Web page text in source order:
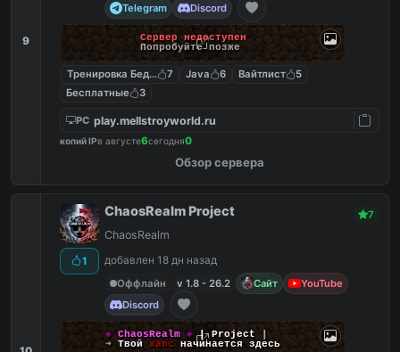
9
Telegram
Discord
Сервер недоступен
Попробуйте позже
Тренировка Бед Варс
7 Java 6 Вайтлист
5
Бесплатные
3
PC play.mellstroyworld.ru
копий IPв августе6сегодня0
Обзор сервера
1
ChaosRealm Project 7
ChaosRealm
добавлен 18 дн назад
Оффлайн
v 1.8 - 26.2 Сайт
YouTube
Discord
◈ ChaosRealm ◈┃ Project
➜ Твой хаос начинается здесь